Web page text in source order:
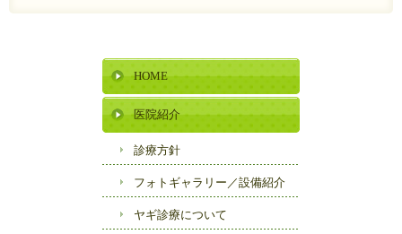
HOME
医院紹介
診療方針
フォトギャラリー／設備紹介
ヤギ診療について